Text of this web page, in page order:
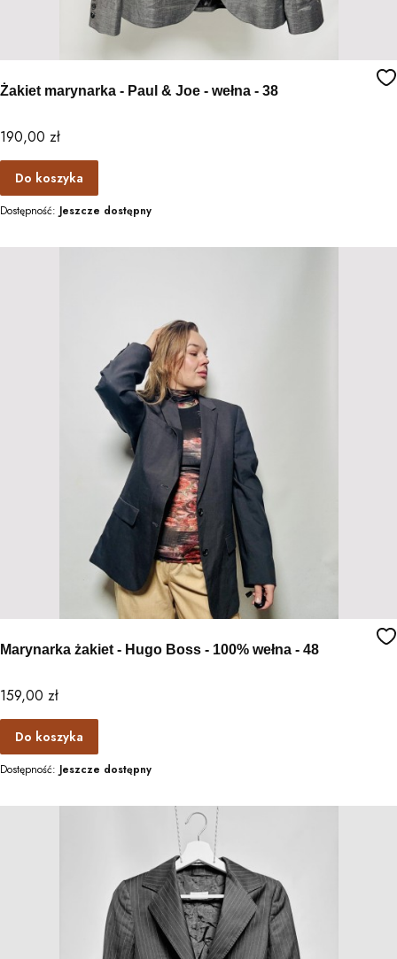
Żakiet marynarka - Paul & Joe - wełna - 38
Cena
190,00 zł
Do koszyka
Dostępność: Jeszcze dostępny
Marynarka żakiet - Hugo Boss - 100% wełna - 48
Cena
159,00 zł
Do koszyka
Dostępność: Jeszcze dostępny